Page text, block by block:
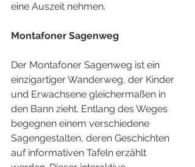
eine Auszeit nehmen.
Montafoner Sagenweg
Der Montafoner Sagenweg ist ein
einzigartiger Wanderweg, der Kinder
und Erwachsene gleichermaßen in
den Bann zieht. Entlang des Weges
begegnen einem verschiedene
Sagengestalten, deren Geschichten
auf informativen Tafeln erzählt